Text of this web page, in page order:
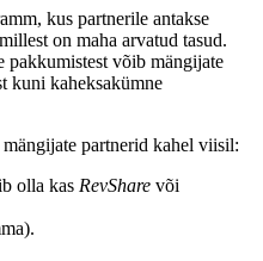
kus partnerile antakse
on maha arvatud tasud.
pakkumistest võib mängijate
kuni kaheksakümne
partnerid kahel viisil:
olla kas RevShare või